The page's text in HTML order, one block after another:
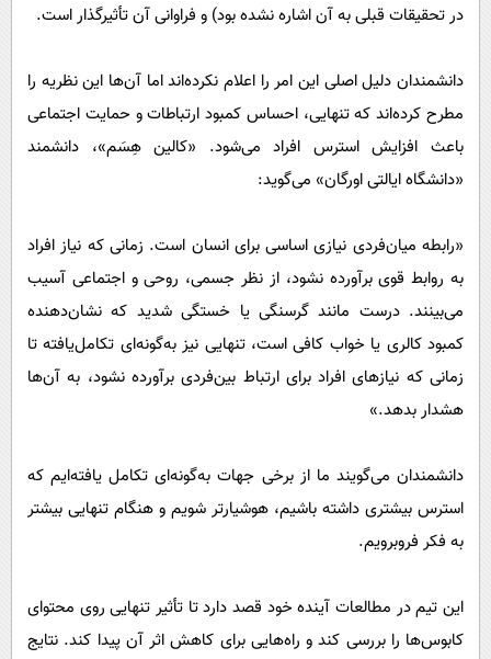
در تحقیقات قبلی به آن اشاره نشده بود) و فراوانی آن تأثیرگذار است.
دانشمندان دلیل اصلی این امر را اعلام نکرده‌اند اما آن‌ها این نظریه را
مطرح کرده‌اند که تنهایی، احساس کمبود ارتباطات و حمایت اجتماعی
باعث افزایش استرس افراد می‌شود. «کالین هِسَم»، دانشمند
«دانشگاه ایالتی اورگان» می‌گوید:
«رابطه میان‌فردی نیازی اساسی برای انسان است. زمانی که نیاز افراد
به روابط قوی برآورده نشود، از نظر جسمی، روحی و اجتماعی آسیب
می‌بینند. درست مانند گرسنگی یا خستگی شدید که نشان‌دهنده
کمبود کالری یا خواب کافی است، تنهایی نیز به‌گونه‌ای تکامل‌یافته تا
زمانی که نیازهای افراد برای ارتباط بین‌فردی برآورده نشود، به آن‌ها
هشدار بدهد.»
دانشمندان می‌گویند ما از برخی جهات به‌گونه‌ای تکامل یافته‌ایم که
استرس بیشتری داشته باشیم، هوشیارتر شویم و هنگام تنهایی بیشتر
به فکر فروبرویم.
این تیم در مطالعات آینده خود قصد دارد تا تأثیر تنهایی روی محتوای
کابوس‌ها را بررسی کند و راه‌هایی برای کاهش اثر آن پیدا کند. نتایج